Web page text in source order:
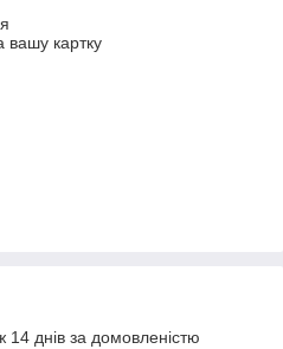
вашу картку
днів за домовленістю